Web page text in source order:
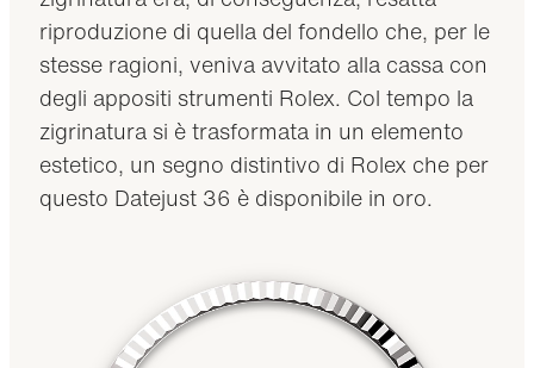
riproduzione di quella del fondello che, per le
stesse ragioni, veniva avvitato alla cassa con
degli appositi strumenti Rolex. Col tempo la
zigrinatura si è trasformata in un elemento
estetico, un segno distintivo di Rolex che per
questo Datejust 36 è disponibile in oro.